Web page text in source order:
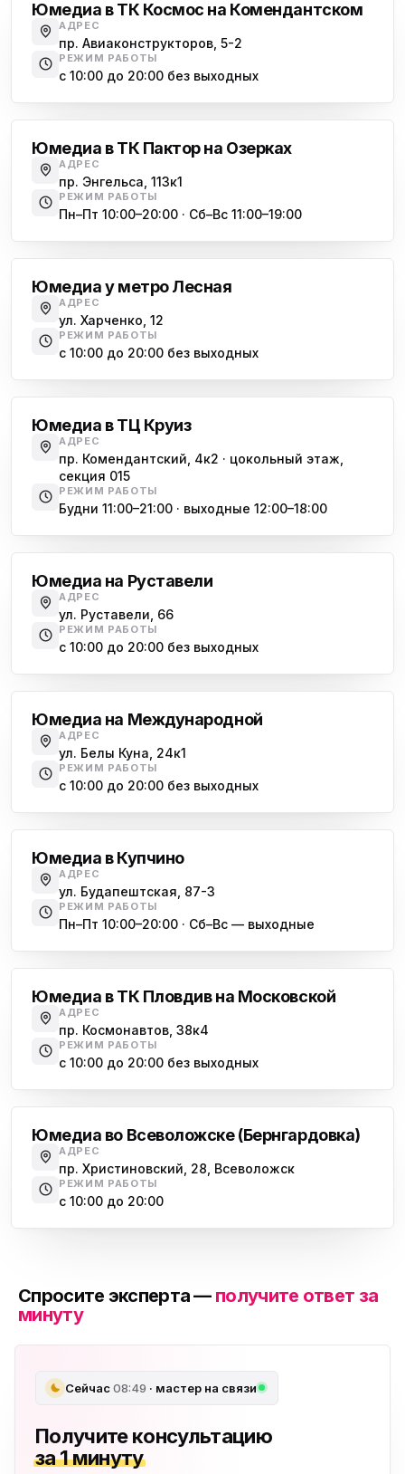
Юмедиа в ТК Космос на Комендантском
АДРЕС
пр. Авиаконструкторов, 5-2
РЕЖИМ РАБОТЫ
с 10:00 до 20:00 без выходных
Юмедиа в ТК Пактор на Озерках
АДРЕС
пр. Энгельса, 113к1
РЕЖИМ РАБОТЫ
Пн–Пт 10:00–20:00 · Сб–Вс 11:00–19:00
Юмедиа у метро Лесная
АДРЕС
ул. Харченко, 12
РЕЖИМ РАБОТЫ
с 10:00 до 20:00 без выходных
Юмедиа в ТЦ Круиз
АДРЕС
пр. Комендантский, 4к2 · цокольный этаж,
секция 015
РЕЖИМ РАБОТЫ
Будни 11:00–21:00 · выходные 12:00–18:00
Юмедиа на Руставели
АДРЕС
ул. Руставели, 66
РЕЖИМ РАБОТЫ
с 10:00 до 20:00 без выходных
Юмедиа на Международной
АДРЕС
ул. Белы Куна, 24к1
РЕЖИМ РАБОТЫ
с 10:00 до 20:00 без выходных
Юмедиа в Купчино
АДРЕС
ул. Будапештская, 87-3
РЕЖИМ РАБОТЫ
Пн–Пт 10:00–20:00 · Сб–Вс — выходные
Юмедиа в ТК Пловдив на Московской
АДРЕС
пр. Космонавтов, 38к4
РЕЖИМ РАБОТЫ
с 10:00 до 20:00 без выходных
Юмедиа во Всеволожске (Бернгардовка)
АДРЕС
пр. Христиновский, 28, Всеволожск
РЕЖИМ РАБОТЫ
с 10:00 до 20:00
Спросите эксперта — получите ответ за
минуту
Сейчас08:49 · мастер на связи
Получите консультацию
за 1 минуту